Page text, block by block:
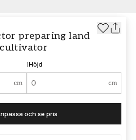
preparing land
Höjd
cm cm
och se pris